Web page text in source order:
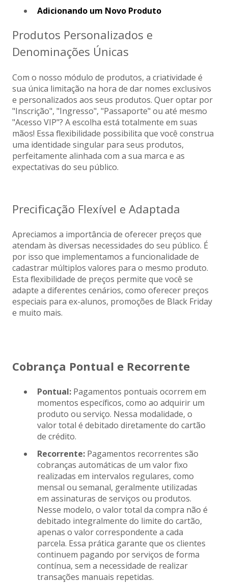
Adicionando um Novo Produto
Produtos Personalizados e
Denominações Únicas
Com o nosso módulo de produtos, a criatividade é
sua única limitação na hora de dar nomes exclusivos
e personalizados aos seus produtos. Quer optar por
"Inscrição", "Ingresso", "Passaporte" ou até mesmo
"Acesso VIP"? A escolha está totalmente em suas
mãos! Essa flexibilidade possibilita que você construa
uma identidade singular para seus produtos,
perfeitamente alinhada com a sua marca e as
expectativas do seu público.
Precificação Flexível e Adaptada
Apreciamos a importância de oferecer preços que
atendam às diversas necessidades do seu público. É
por isso que implementamos a funcionalidade de
cadastrar múltiplos valores para o mesmo produto.
Esta flexibilidade de preços permite que você se
adapte a diferentes cenários, como oferecer preços
especiais para ex-alunos, promoções de Black Friday
e muito mais.
Cobrança Pontual e Recorrente
Pontual: Pagamentos pontuais ocorrem em
momentos específicos, como ao adquirir um
produto ou serviço. Nessa modalidade, o
valor total é debitado diretamente do cartão
de crédito.
Recorrente: Pagamentos recorrentes são
cobranças automáticas de um valor fixo
realizadas em intervalos regulares, como
mensal ou semanal, geralmente utilizadas
em assinaturas de serviços ou produtos.
Nesse modelo, o valor total da compra não é
debitado integralmente do limite do cartão,
apenas o valor correspondente a cada
parcela. Essa prática garante que os clientes
continuem pagando por serviços de forma
contínua, sem a necessidade de realizar
transações manuais repetidas.